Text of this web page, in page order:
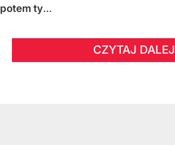
potem ty...
CZYTAJ DALEJ